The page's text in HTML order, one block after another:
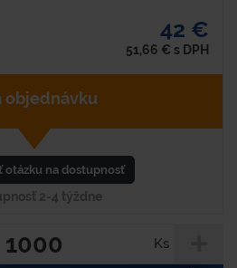
42 €
51,66 € s DPH
objednávku
otázku na dostupnosť
2-4 týždne
Ks